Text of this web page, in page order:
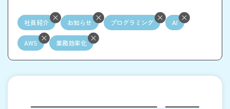
社員紹介 お知らせ プログラミング AI
AWS 業務効率化